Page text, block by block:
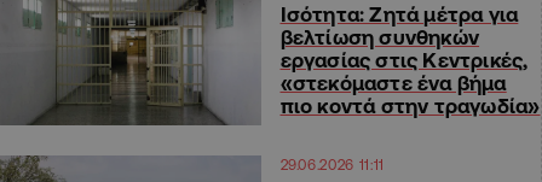
Ισότητα: Ζητά μέτρα για
βελτίωση συνθηκών
εργασίας στις Κεντρικές,
«στεκόμαστε ένα βήμα
πιο κοντά στην τραγωδία»
29.06.2026 11:11